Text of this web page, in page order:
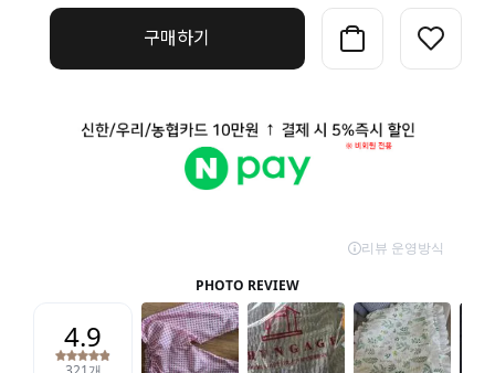
구매하기